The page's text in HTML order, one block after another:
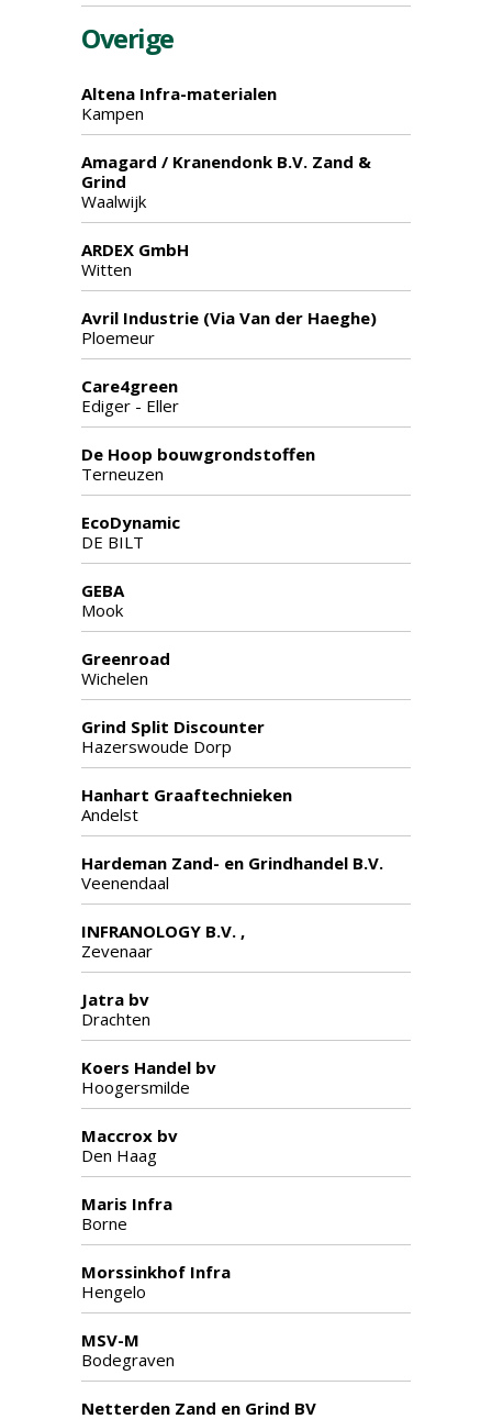
Overige
Altena Infra-materialen
Kampen
Amagard / Kranendonk B.V. Zand &
Grind
Waalwijk
ARDEX GmbH
Witten
Avril Industrie (Via Van der Haeghe)
Ploemeur
Care4green
Ediger - Eller
De Hoop bouwgrondstoffen
Terneuzen
EcoDynamic
DE BILT
GEBA
Mook
Greenroad
Wichelen
Grind Split Discounter
Hazerswoude Dorp
Hanhart Graaftechnieken
Andelst
Hardeman Zand- en Grindhandel B.V.
Veenendaal
INFRANOLOGY B.V. ,
Zevenaar
Jatra bv
Drachten
Koers Handel bv
Hoogersmilde
Maccrox bv
Den Haag
Maris Infra
Borne
Morssinkhof Infra
Hengelo
MSV-M
Bodegraven
Netterden Zand en Grind BV